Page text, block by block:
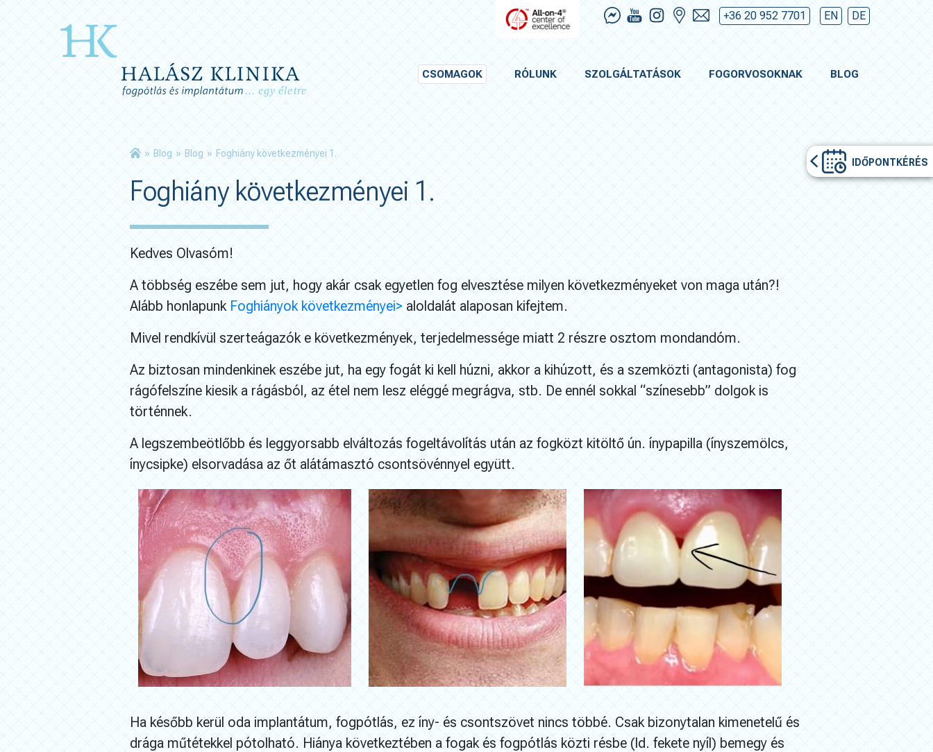
+36 20 952 7701 EN DE
CSOMAGOK RÓLUNK SZOLGÁLTATÁSOK FOGORVOSOKNAK BLOG
IDŐPONTKÉRÉS
» Blog » Blog » Foghiány következményei 1.
Foghiány következményei 1.
Kedves Olvasóm!
A többség eszébe sem jut, hogy akár csak egyetlen fog elvesztése milyen következményeket von maga után?!
Alább honlapunk Foghiányok következményei> aloldalát alaposan kifejtem.
Mivel rendkívül szerteágazók e következmények, terjedelmessége miatt 2 részre osztom mondandóm.
Az biztosan mindenkinek eszébe jut, ha egy fogát ki kell húzni, akkor a kihúzott, és a szemközti (antagonista) fog
rágófelszíne kiesik a rágásból, az étel nem lesz eléggé megrágva, stb. De ennél sokkal “színesebb” dolgok is
történnek.
A legszembeötlőbb és leggyorsabb elváltozás fogeltávolítás után az fogközt kitöltő ún. ínypapilla (ínyszemölcs,
ínycsipke) elsorvadása az őt alátámasztó csontsövénnyel együtt.
Ha később kerül oda implantátum, fogpótlás, ez íny- és csontszövet nincs többé. Csak bizonytalan kimenetelű és
drága műtétekkel pótolható. Hiánya következtében a fogak és fogpótlás közti résbe (ld. fekete nyíl) bemegy és